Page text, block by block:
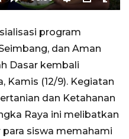
10s
Forward
10s
Settings
PIP
program
dan Aman
Dasar kembali
Kamis (12/9). Kegiatan
dan Ketahanan
Raya ini melibatkan
siswa memahami